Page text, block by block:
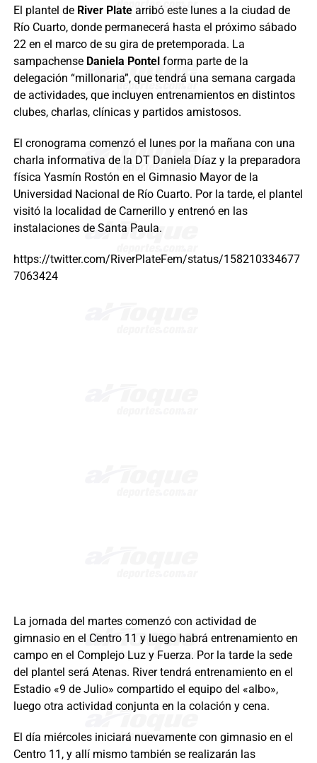
El plantel de River Platearribó este lunes a la ciudad de
Río Cuarto, donde permanecerá hasta el próximo sábado
22 en el marco de su gira de pretemporada. La
sampachense Daniela Pontelforma parte de la
delegación “millonaria”, que tendrá una semana cargada
de actividades, que incluyen entrenamientos en distintos
clubes, charlas, clínicas y partidos amistosos.
El cronograma comenzó el lunes por la mañana con una
charla informativa de la DT Daniela Díaz y la preparadora
física Yasmín Rostón en el Gimnasio Mayor de la
Universidad Nacional de Río Cuarto. Por la tarde, el plantel
visitó la localidad de Carnerillo y entrenó en las
instalaciones de Santa Paula.
https://twitter.com/RiverPlateFem/status/158210334677
7063424
La jornada del martes comenzó con actividad de
gimnasio en el Centro 11 y luego habrá entrenamiento en
campo en el Complejo Luz y Fuerza. Por la tarde la sede
del plantel será Atenas. River tendrá entrenamiento en el
Estadio «9 de Julio» compartido el equipo del «albo»,
luego otra actividad conjunta en la colación y cena.
El día miércoles iniciará nuevamente con gimnasio en el
Centro 11, y allí mismo también se realizarán las